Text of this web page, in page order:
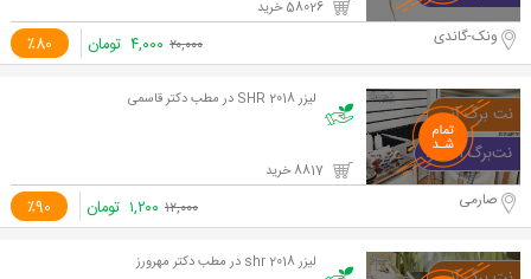
٪80 ونک-گاندی ۲۰,۰۰۰ ۴,۰۰۰ تومان
لیزر SHR 2018 در مطب دکتر قاسمی
٪90 صارمی ۱۲,۰۰۰ ۱,۲۰۰ تومان
لیزر shr 2018 در مطب دکتر مهرورز